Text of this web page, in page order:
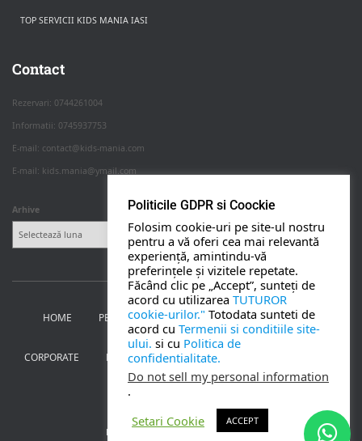
TOP SERVICII KIDS MANIA IASI
Contact
Rezervari: 0744261004
Informatii: 0745937753
E-mail: contact@kids-mania.com
E-mail: kids.mania@ymail.com
Arhive
HOME PETRECERI PENTRU COPII NUNTA SI BOTEZ
CORPORATE BANCHETE MOȚ
Kids Mania Iasi Webmoon
Politicile GDPR si Coockie
Folosim cookie-uri pe site-ul nostru
pentru a vă oferi cea mai relevantă
experiență, amintindu-vă
preferințele și vizitele repetate.
Făcând clic pe „Accept”, sunteți de
acord cu utilizarea TUTUROR
cookie-urilor." Totodata sunteti de
acord cu Termenii si conditiile site-
ului. si cu Politica de
confidentialitate.
Do not sell my personal information
.
Setari Cookie
ACCEPT
Apasa pe o categorie ca sa vezi serviciile.
PETRECERI COPII
NUNTA
BANCHETE
CORPORATE
TOATE SERVICIILE